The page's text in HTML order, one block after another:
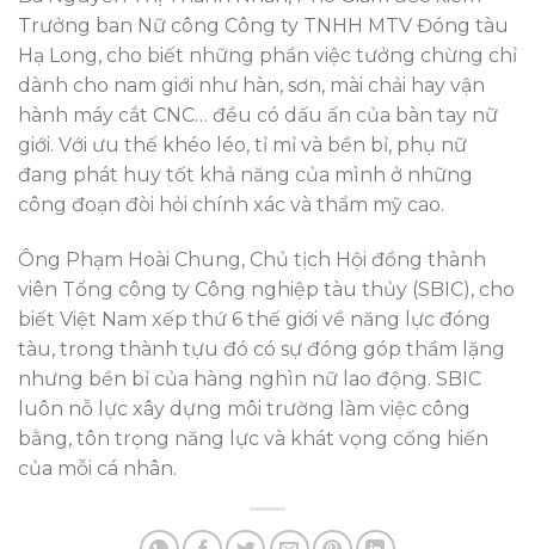
Trưởng ban Nữ công Công ty TNHH MTV Đóng tàu
Hạ Long, cho biết những phần việc tưởng chừng chỉ
dành cho nam giới như hàn, sơn, mài chải hay vận
hành máy cắt CNC… đều có dấu ấn của bàn tay nữ
giới. Với ưu thế khéo léo, tỉ mỉ và bền bỉ, phụ nữ
đang phát huy tốt khả năng của mình ở những
công đoạn đòi hỏi chính xác và thẩm mỹ cao.
Ông Phạm Hoài Chung, Chủ tịch Hội đồng thành
viên Tổng công ty Công nghiệp tàu thủy (SBIC), cho
biết Việt Nam xếp thứ 6 thế giới về năng lực đóng
tàu, trong thành tựu đó có sự đóng góp thầm lặng
nhưng bền bỉ của hàng nghìn nữ lao động. SBIC
luôn nỗ lực xây dựng môi trường làm việc công
bằng, tôn trọng năng lực và khát vọng cống hiến
của mỗi cá nhân.